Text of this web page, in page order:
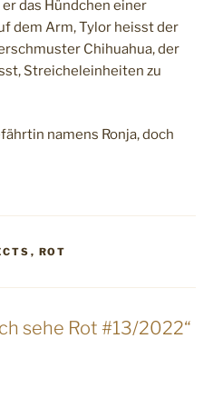
das Hündchen einer
dem Arm, Tylor heisst der
Chihuahua, der
Streicheleinheiten zu
namens Ronja, doch
, ROT
sehe Rot #13/2022“